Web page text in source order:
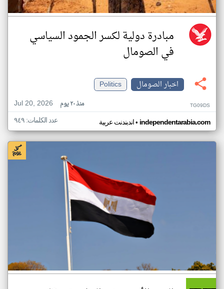
مبادرة دولية لكسر الجمود السياسي
في الصومال
اخبار الصومال
Politics
Jul 20, 2026
منذ ٢٠ يوم TG09DS
اندبندنت عربية• independentarabia.com عدد الكلمات: ٩٤٩